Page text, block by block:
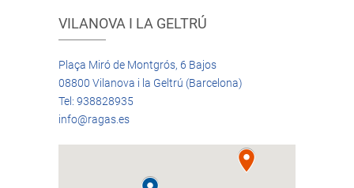
VILANOVA I LA GELTRÚ
Plaça Miró de Montgrós, 6 Bajos
08800 Vilanova i la Geltrú (Barcelona)
Tel: 938828935
info@ragas.es